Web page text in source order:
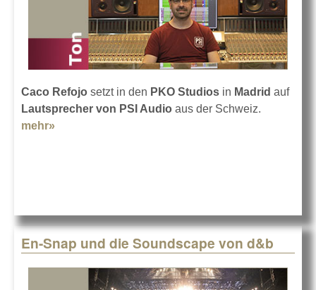
Caco Refojo setzt in den PKO Studios in Madrid auf
Lautsprecher von PSI Audio aus der Schweiz.
mehr»
En-Snap und die Soundscape von d&b